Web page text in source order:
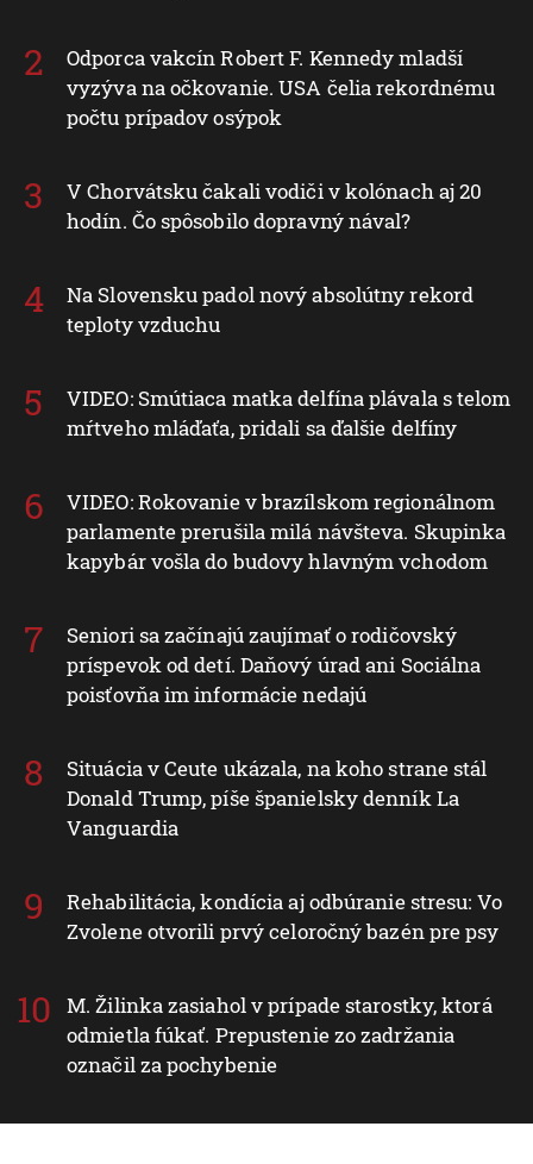
Odporca vakcín Robert F. Kennedy mladší
vyzýva na očkovanie. USA čelia rekordnému
počtu prípadov osýpok
V Chorvátsku čakali vodiči v kolónach aj 20
hodín. Čo spôsobilo dopravný nával?
Na Slovensku padol nový absolútny rekord
teploty vzduchu
VIDEO: Smútiaca matka delfína plávala s telom
mŕtveho mláďaťa, pridali sa ďalšie delfíny
VIDEO: Rokovanie v brazílskom regionálnom
parlamente prerušila milá návšteva. Skupinka
kapybár vošla do budovy hlavným vchodom
Seniori sa začínajú zaujímať o rodičovský
príspevok od detí. Daňový úrad ani Sociálna
poisťovňa im informácie nedajú
Situácia v Ceute ukázala, na koho strane stál
Donald Trump, píše španielsky denník La
Vanguardia
Rehabilitácia, kondícia aj odbúranie stresu: Vo
Zvolene otvorili prvý celoročný bazén pre psy
M. Žilinka zasiahol v prípade starostky, ktorá
odmietla fúkať. Prepustenie zo zadržania
označil za pochybenie